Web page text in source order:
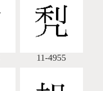
11-4955